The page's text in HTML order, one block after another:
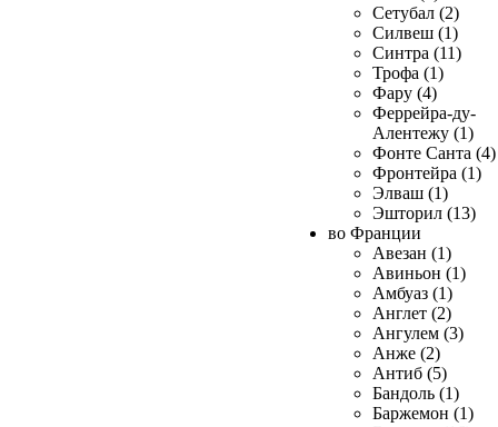
Сетубал (2)
Силвеш (1)
Синтра (11)
Трофа (1)
Фару (4)
Феррейра-ду-
Алентежу (1)
Фонте Санта (4)
Фронтейра (1)
Элваш (1)
Эшторил (13)
во Франции
Авезан (1)
Авиньон (1)
Амбуаз (1)
Англет (2)
Ангулем (3)
Анже (2)
Антиб (5)
Бандоль (1)
Баржемон (1)